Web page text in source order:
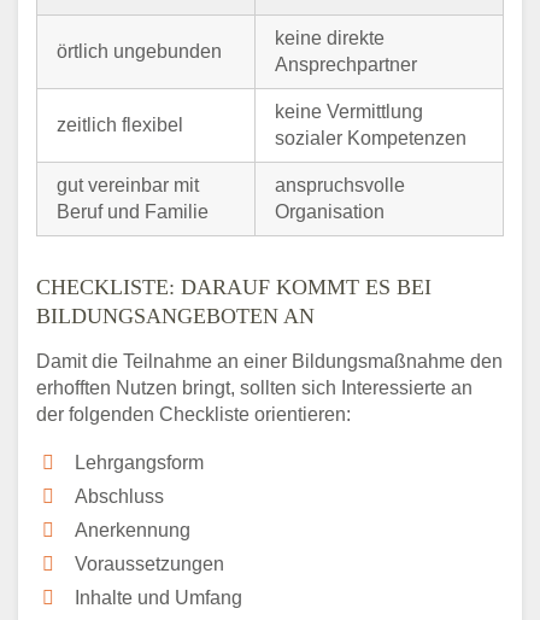
örtlich ungebunden
keine direkte
Ansprechpartner
zeitlich flexibel
keine Vermittlung
sozialer Kompetenzen
gut vereinbar mit
Beruf und Familie
anspruchsvolle
Organisation
CHECKLISTE: DARAUF KOMMT ES BEI
BILDUNGSANGEBOTEN AN
Damit die Teilnahme an einer Bildungsmaßnahme den
erhofften Nutzen bringt, sollten sich Interessierte an
der folgenden Checkliste orientieren:
Lehrgangsform
Abschluss
Anerkennung
Voraussetzungen
Inhalte und Umfang